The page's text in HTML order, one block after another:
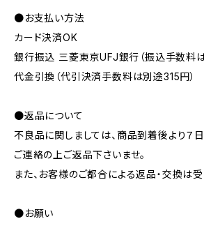
●お支払い方法
カード決済OK
銀行振込 三菱東京UFJ銀行（振込手数料
代金引換（代引決済手数料は別途315円）
●返品について
不良品に関しましては、商品到着後より７
ご連絡の上ご返品下さいませ。
また、お客様のご都合による返品・交換は
●お願い